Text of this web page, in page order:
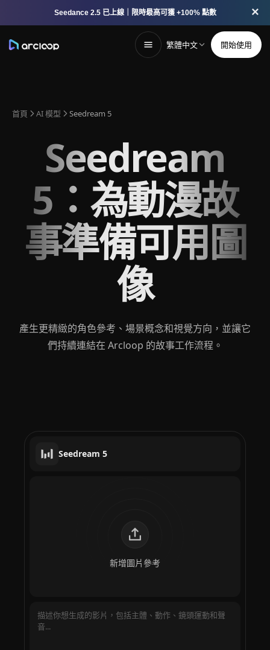
Seedance 2.5 已上線｜限時最高可獲 +100% 點數 ×
繁體中文 開始使用
首頁 AI 模型 Seedream 5
Seedream
5：為動漫故
事準備可用圖
像
產生更精緻的角色參考、場景概念和視覺方向，並讓它
們持續連結在 Arcloop 的故事工作流程。
Seedream 5
新增圖片參考